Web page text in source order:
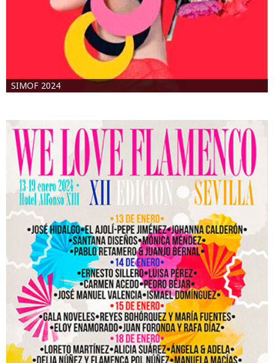
SIMOF 2024